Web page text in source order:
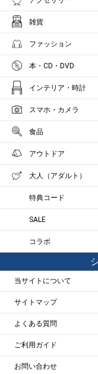
雑貨
ファッション
本・CD・DVD
インテリア・時計
スマホ・カメラ
食品
アウトドア
大人（アダルト）
特典コード
SALE
コラボ
当サイトについて
サイトマップ
よくある質問
ご利用ガイド
お問い合わせ